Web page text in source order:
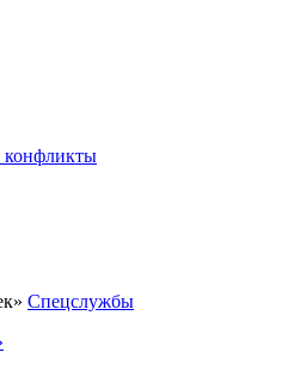
Спецслужбы